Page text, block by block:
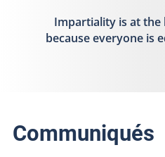
Impartiality is at
because everyone is
Communiqués